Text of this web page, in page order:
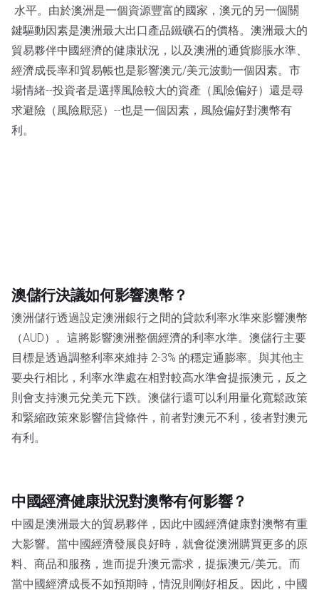
水平。由於澳洲是一個資源豐富的國家，澳元的另一個關
鍵驅動因素是澳洲最大出口產品鐵礦石的價格。澳洲最大的
貿易夥伴中國經濟的健康狀況，以及澳洲的通貨膨脹水準、
經濟成長率和貿易帳也是影響澳元/美元波動一個因素。市
場情緒--投資者是選擇風險較大的資產（風險偏好）還是尋
求避險（風險厭惡）--也是一個因素，風險偏好對澳幣有
利。
澳儲行決議如何影響澳幣？
澳洲儲行透過設定澳洲銀行之間的貸款利率水準來影響澳幣
（AUD）。這將影響澳洲整個經濟的利率水準。澳儲行主要
目標是透過調整利率來維持 2-3% 的穩定通膨率。與其他主
要央行相比，利率水準處在相對較高水準會提振澳元，反之
則會支持澳元兌美元下跌。澳儲行還可以利用量化寬鬆政策
和緊縮政策來影響信貸條件，前者對澳元不利，後者對澳元
有利。
中國經濟健康狀況對澳幣有何影響？
中國是澳洲最大的貿易夥伴，因此中國經濟健康對澳幣有重
大影響。當中國經濟發展良好時，就會從澳洲購買更多的原
料、商品和服務，進而提升澳元需求，提振澳元/美元。而
當中國經濟成長不如預期時，情況則剛好相反。因此，中國